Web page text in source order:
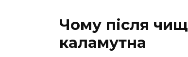
Чому після
каламутна